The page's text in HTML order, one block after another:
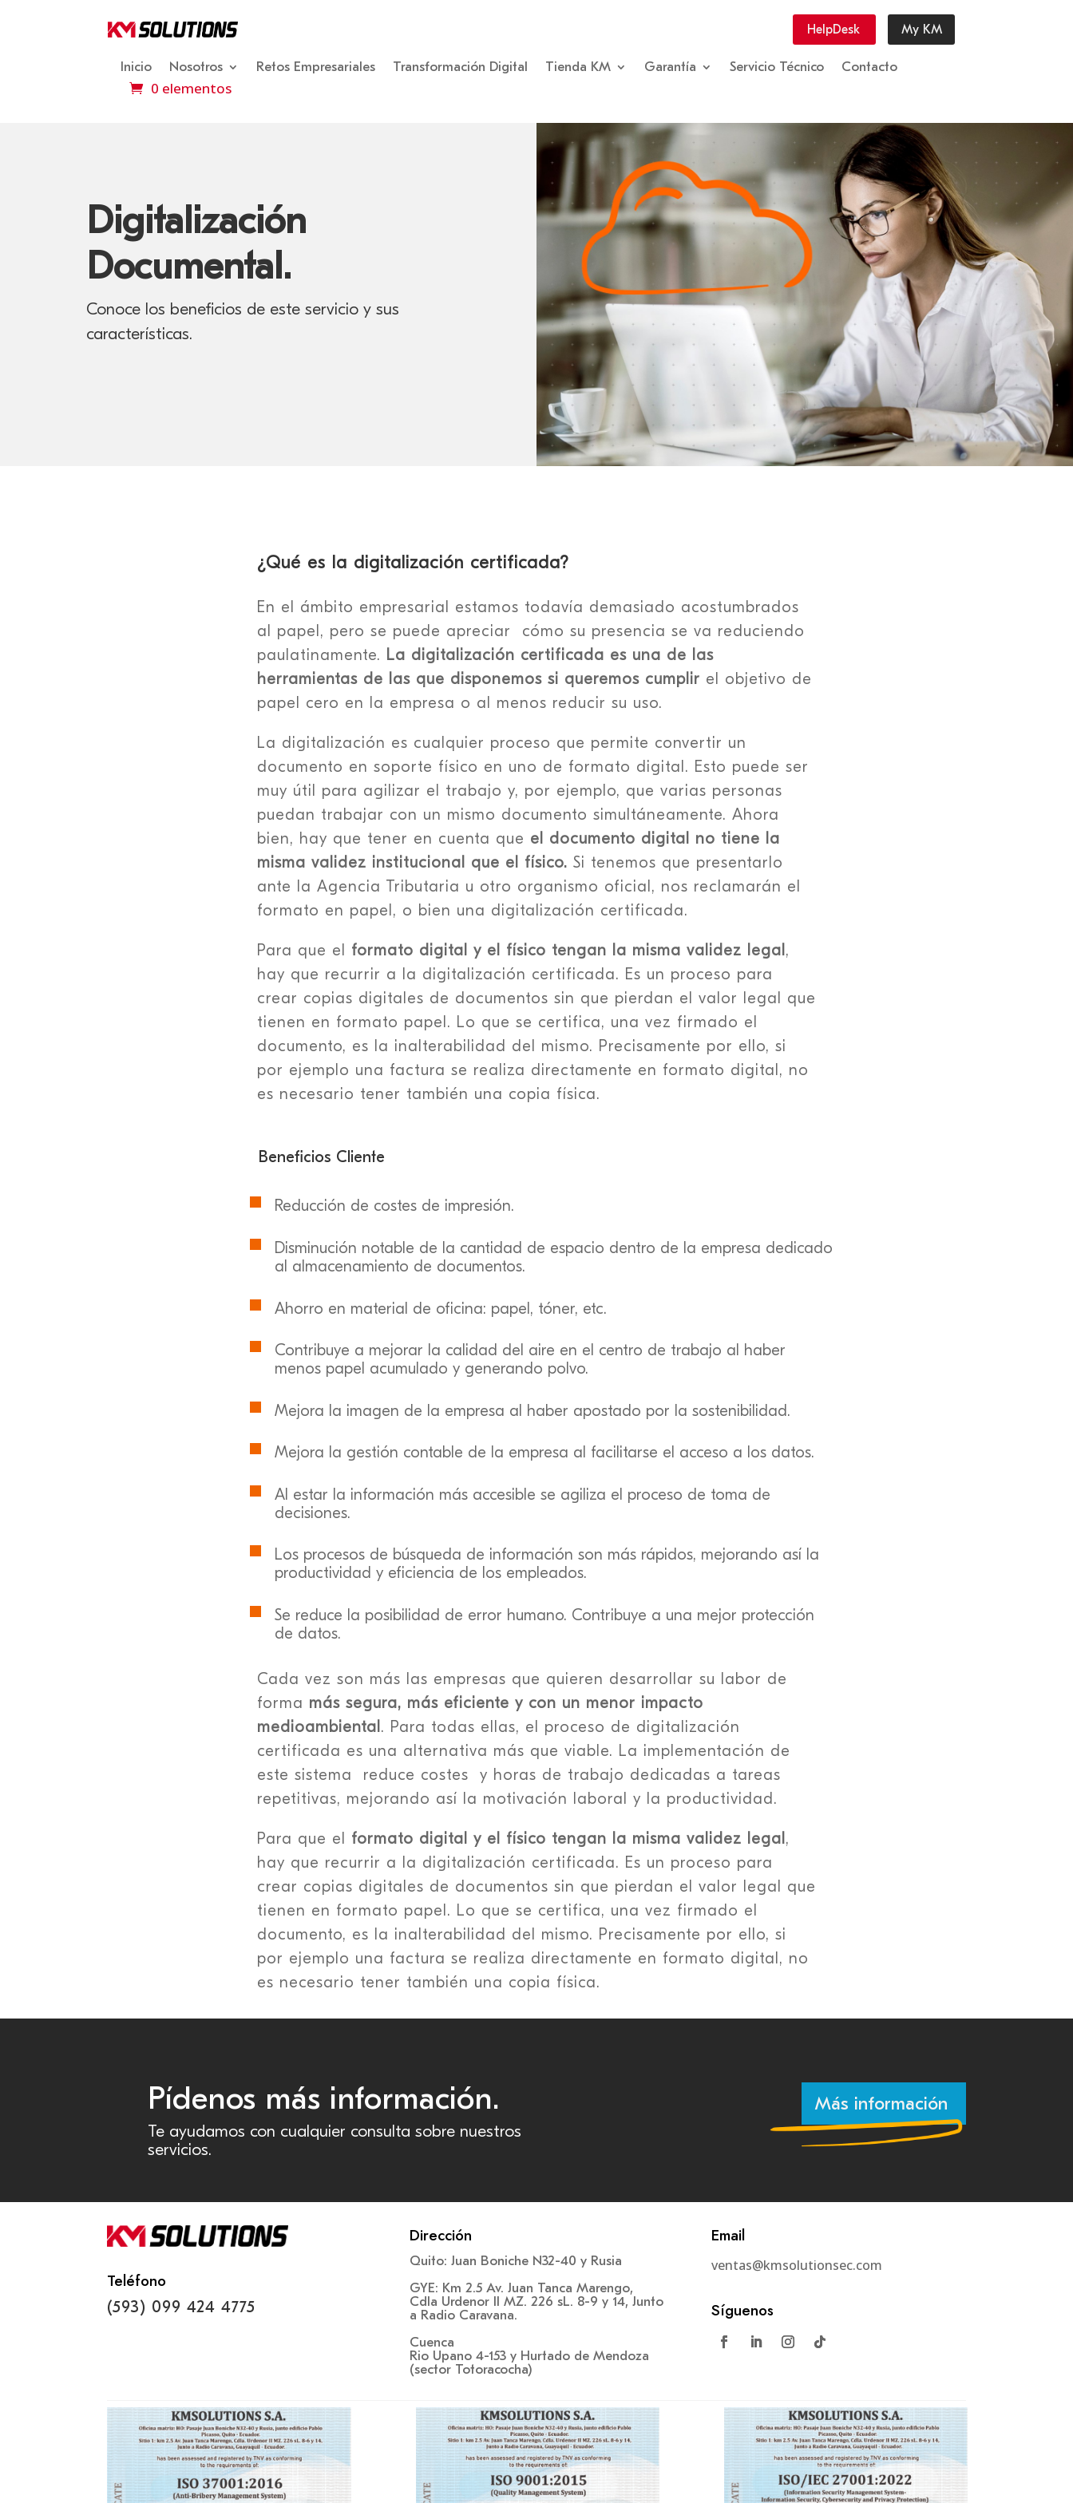
HelpDesk My KM
Inicio Nosotros Retos Empresariales Transformación Digital Tienda KM Garantía Servicio Técnico Contacto
0 elementos
Digitalización
Documental.
Conoce los beneficios de este servicio y sus
características.
¿Qué es la digitalización certificada?
En el ámbito empresarial estamos todavía demasiado acostumbrados
al papel, pero se puede apreciar cómo su presencia se va reduciendo
paulatinamente. La digitalización certificada es una de las
herramientas de las que disponemos si queremos cumplir el objetivo de
papel cero en la empresa o al menos reducir su uso.
La digitalización es cualquier proceso que permite convertir un
documento en soporte físico en uno de formato digital. Esto puede ser
muy útil para agilizar el trabajo y, por ejemplo, que varias personas
puedan trabajar con un mismo documento simultáneamente. Ahora
bien, hay que tener en cuenta que el documento digital no tiene la
misma validez institucional que el físico. Si tenemos que presentarlo
ante la Agencia Tributaria u otro organismo oficial, nos reclamarán el
formato en papel, o bien una digitalización certificada.
Para que el formato digital y el físico tengan la misma validez legal ,
hay que recurrir a la digitalización certificada. Es un proceso para
crear copias digitales de documentos sin que pierdan el valor legal que
tienen en formato papel. Lo que se certifica, una vez firmado el
documento, es la inalterabilidad del mismo. Precisamente por ello, si
por ejemplo una factura se realiza directamente en formato digital, no
es necesario tener también una copia física.
Beneficios Cliente
Reducción de costes de impresión.
Disminución notable de la cantidad de espacio dentro de la empresa dedicado
al almacenamiento de documentos.
Ahorro en material de oficina: papel, tóner, etc.
Contribuye a mejorar la calidad del aire en el centro de trabajo al haber
menos papel acumulado y generando polvo.
Mejora la imagen de la empresa al haber apostado por la sostenibilidad.
Mejora la gestión contable de la empresa al facilitarse el acceso a los datos.
Al estar la información más accesible se agiliza el proceso de toma de
decisiones.
Los procesos de búsqueda de información son más rápidos, mejorando así la
productividad y eficiencia de los empleados.
Se reduce la posibilidad de error humano. Contribuye a una mejor protección
de datos.
Cada vez son más las empresas que quieren desarrollar su labor de
forma más segura, más eficiente y con un menor impacto
medioambiental . Para todas ellas, el proceso de digitalización
certificada es una alternativa más que viable. La implementación de
este sistema reduce costes y horas de trabajo dedicadas a tareas
repetitivas, mejorando así la motivación laboral y la productividad.
Para que el formato digital y el físico tengan la misma validez legal ,
hay que recurrir a la digitalización certificada. Es un proceso para
crear copias digitales de documentos sin que pierdan el valor legal que
tienen en formato papel. Lo que se certifica, una vez firmado el
documento, es la inalterabilidad del mismo. Precisamente por ello, si
por ejemplo una factura se realiza directamente en formato digital, no
es necesario tener también una copia física.
Pídenos más información.
Te ayudamos con cualquier consulta sobre nuestros
servicios.
Más información
Teléfono
(593) 099 424 4775‬
Dirección
Quito: Juan Boniche N32-40 y Rusia
GYE: Km 2.5 Av. Juan Tanca Marengo,
Cdla Urdenor II MZ. 226 sL. 8-9 y 14, Junto
a Radio Caravana.
Cuenca
Rio Upano 4-153 y Hurtado de Mendoza
(sector Totoracocha)
Email
ventas@kmsolutionsec.com
Síguenos